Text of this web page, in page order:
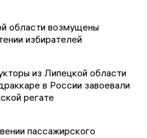
области возмущены
избирателей
из Липецкой области
в России завоевали
регате
пассажирского